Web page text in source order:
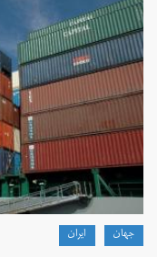
جهان ايران